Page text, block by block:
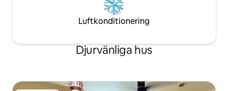
Luftkonditionering
Djurvänliga hus